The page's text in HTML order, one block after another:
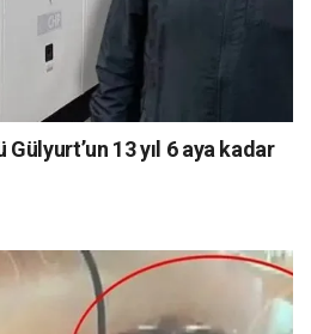
13 yıl 6 aya kadar